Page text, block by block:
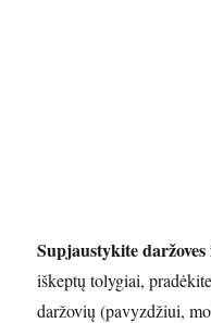
Supjaustykite
iškeptų tolygiai,
daržovių (pavyzdžiui,